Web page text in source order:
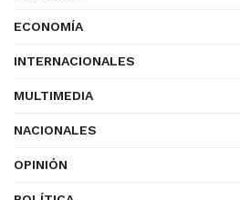
ECONOMÍA
INTERNACIONALES
MULTIMEDIA
NACIONALES
OPINIÓN